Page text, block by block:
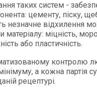
таких систем -
цементу, піску,
незначне відхилення
матеріалу: міцність,
або пластичність.
контролю
а кожна партія
рецептурі.